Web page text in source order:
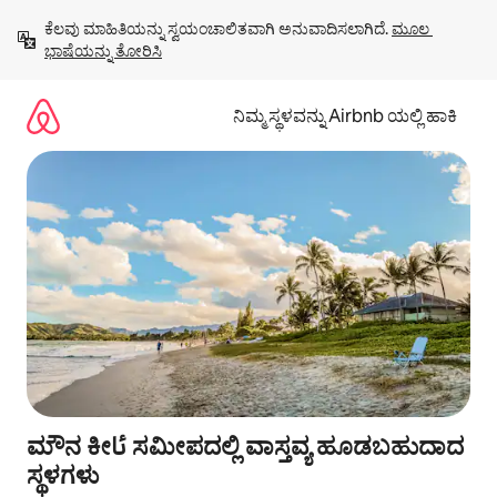
ಹೋಗಿ
ಕೆಲವು ಮಾಹಿತಿಯನ್ನು ಸ್ವಯಂಚಾಲಿತವಾಗಿ ಅನುವಾದಿಸಲಾಗಿದೆ. ಮೂಲ
ಭಾಷೆಯನ್ನು ತೋರಿಸಿ
ನಿಮ್ಮ ಸ್ಥಳವನ್ನು Airbnb ಯಲ್ಲಿ ಹಾಕಿ
ಮೌನ ಕೀئا ಸಮೀಪದಲ್ಲಿ ವಾಸ್ತವ್ಯ ಹೂಡಬಹುದಾದ
ಸ್ಥಳಗಳು